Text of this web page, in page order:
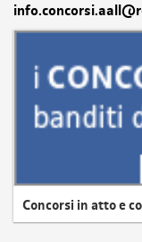
Concorsi in atto e